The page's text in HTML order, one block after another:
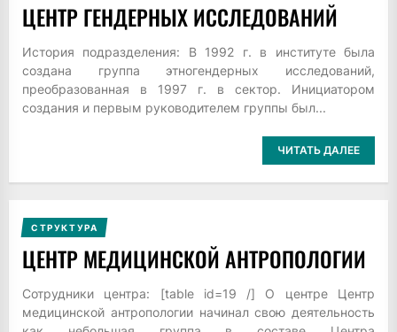
ЦЕНТР ГЕНДЕРНЫХ ИССЛЕДОВАНИЙ
История подразделения: В 1992 г. в институте была
создана группа этногендерных исследований,
преобразованная в 1997 г. в сектор. Инициатором
создания и первым руководителем группы был...
ЧИТАТЬ ДАЛЕЕ
СТРУКТУРА
ЦЕНТР МЕДИЦИНСКОЙ АНТРОПОЛОГИИ
Сотрудники центра: [table id=19 /] О центре Центр
медицинской антропологии начинал свою деятельность